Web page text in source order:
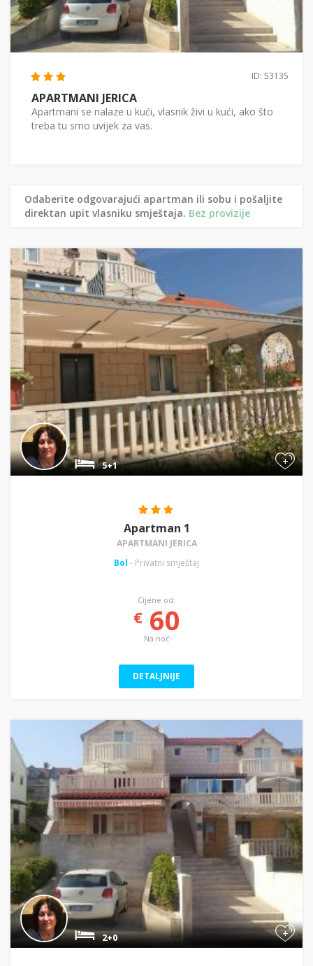
ID: 53135
APARTMANI JERICA
Apartmani se nalaze u kući, vlasnik živi u kući, ako što
treba tu smo uvijek za vas.
Odaberite odgovarajući apartman ili sobu i pošaljite
direktan upit vlasniku smještaja. Bez provizije
+
5+1
Apartman 1
APARTMANI JERICA
Bol - Privatni smještaj
Cijene od:
€60
Na noć
DETALJNIJE
+
2+0